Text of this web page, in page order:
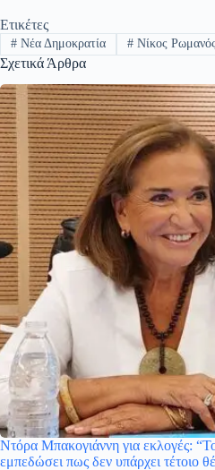
Ετικέτες
#Νέα Δημοκρατία #Νίκος Ρωμανός
Σχετικά Άρθρα
Ντόρα Μπακογιάννη για εκλογές:
εμπεδώσει πως δεν υπάρχει τέτοιο